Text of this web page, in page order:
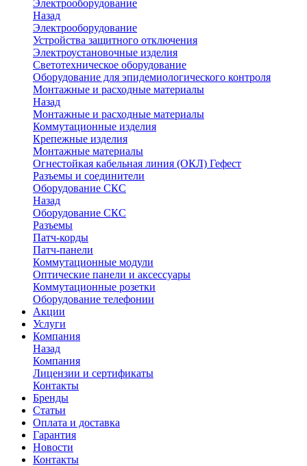
Электрооборудование
Назад
Электрооборудование
Устройства защитного отключения
Электроустановочные изделия
Светотехническое оборудование
Оборудование для эпидемиологического контроля
Монтажные и расходные материалы
Назад
Монтажные и расходные материалы
Коммутационные изделия
Крепежные изделия
Монтажные материалы
Огнестойкая кабельная линия (ОКЛ) Гефест
Разъемы и соединители
Оборудование СКС
Назад
Оборудование СКС
Разъемы
Патч-корды
Патч-панели
Коммутационные модули
Оптические панели и аксессуары
Коммутационные розетки
Оборудование телефонии
Акции
Услуги
Компания
Назад
Компания
Лицензии и сертификаты
Контакты
Бренды
Статьи
Оплата и доставка
Гарантия
Новости
Контакты